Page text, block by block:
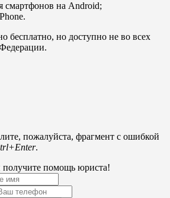
смартфонов на Android;
бесплатно, но доступно не во всех
пожалуйста, фрагмент с ошибкой
.
получите помощь юриста!